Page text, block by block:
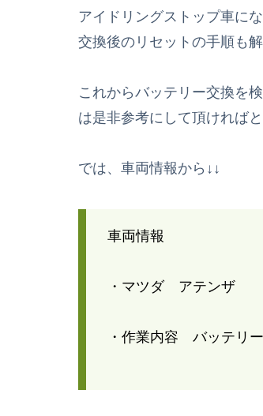
アイドリングストップ車にな
交換後のリセットの手順も解
これからバッテリー交換を
は是非参考にして頂ければと
では、車両情報から↓↓
車両情報
・マツダ アテンザ
・作業内容 バッテリ